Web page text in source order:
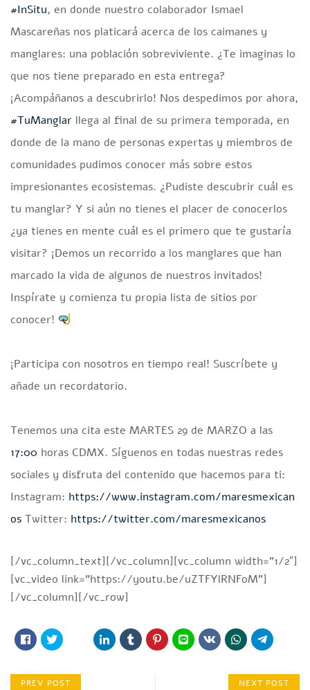
#InSitu, en donde nuestro colaborador Ismael
Mascareñas nos platicará acerca de los caimanes y
manglares: una población sobreviviente. ¿Te imaginas lo
que nos tiene preparado en esta entrega?
¡Acompáñanos a descubrirlo! Nos despedimos por ahora,
#TuManglar llega al final de su primera temporada, en
donde de la mano de personas expertas y miembros de
comunidades pudimos conocer más sobre estos
impresionantes ecosistemas. ¿Pudiste descubrir cuál es
tu manglar? Y si aún no tienes el placer de conocerlos
¿ya tienes en mente cuál es el primero que te gustaría
visitar? ¡Demos un recorrido a los manglares que han
marcado la vida de algunos de nuestros invitados!
Inspírate y comienza tu propia lista de sitios por
conocer!
¡Participa con nosotros en tiempo real! Suscríbete y
añade un recordatorio.
Tenemos una cita este MARTES 29 de MARZO a las
17:00 horas CDMX. Síguenos en todas nuestras redes
sociales y disfruta del contenido que hacemos para ti:
️Instagram: https://www.instagram.com/maresmexican
os ️Twitter: https://twitter.com/maresmexicanos
[/vc_column_text][/vc_column][vc_column width=”1/2″]
[vc_video link=”https://youtu.be/uZTFYlRNFoM”]
[/vc_column][/vc_row]
PREV POST NEXT POST